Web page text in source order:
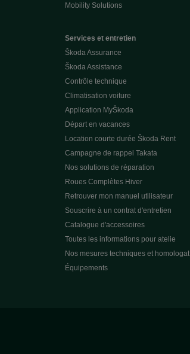
Mobility Solutions
Services et entretien
Škoda Assurance
Škoda Assistance
Contrôle technique
Climatisation voiture
Application MyŠkoda
Départ en vacances
Location courte durée Škoda Rent
Campagne de rappel Takata
Nos solutions de réparation
Roues Complètes Hiver
Retrouver mon manuel utilisateur
Souscrire à un contrat d'entretien
Catalogue d'accessoires
Toutes les informations pour atelie
Nos mesures techniques et homologat
Équipements